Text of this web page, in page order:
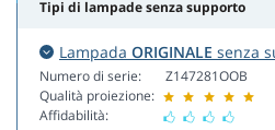
Tipi di lampade senza supporto
Lampada ORIGINALE senza
Numero di serie:
Qualità proiezione:
Affidabilità:
Z147281OOB